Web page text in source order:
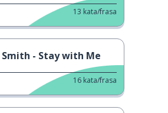
13 kata/frasa
Smith - Stay with Me
16 kata/frasa